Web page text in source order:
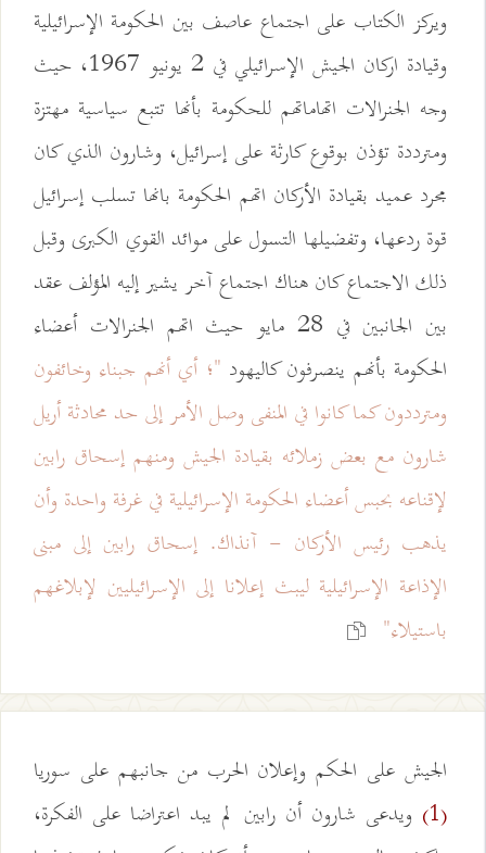
ويركز الكتاب على اجتماع عاصف بين الحكومة الإسرائيلية
وقيادة اركان الجيش الإسرائيلي في 2 يونيو 1967، حيث
وجه الجنرالات اتهاماتهم للحكومة بأنها تتبع سياسية مهتزة
ومترددة تؤذن بوقوع كارثة على إسرائيل، وشارون الذي كان
مجرد عميد بقيادة الأركان اتهم الحكومة بانها تسلب إسرائيل
قوة ردعها، وتفضيلها التسول على موائد القوي الكبرى وقبل
ذلك الاجتماع كان هناك اجتماع آخر يشير إليه المؤلف عقد
بين الجانبين في 28 مايو حيث اتهم الجنرالات أعضاء
الحكومة بأنهم ينصرفون كاليهود "؛ أي أنهم جبناء وخائفون
ومترددون كما كانوا في المنفى وصل الأمر إلى حد محادثة أريل
شارون مع بعض زملائه بقيادة الجيش ومنهم إسحاق رابين
لإقناعه بحبس أعضاء الحكومة الإسرائيلية في غرفة واحدة وأن
يذهب رئيس الأركان - آنذاك. إسحاق رابين إلى مبنى
الإذاعة الإسرائيلية ليبث إعلانا إلى الإسرائيليين لإبلاغهم
باستيلاء"
الجيش على الحكم وإعلان الحرب من جانبهم على سوريا
(1)
ويدعى شارون أن رابين لم يبد اعتراضا على الفكرة،